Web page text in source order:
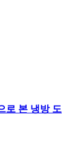
로 본 냉방 도